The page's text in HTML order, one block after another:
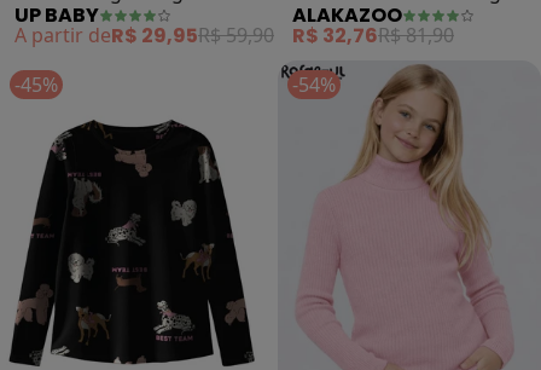
Infantil Menina (Rosa)
UP BABY
A partir deR$ 29,95R$ 59,90
Longas com Strass (Rosa)
ALAKAZOO
R$ 32,76R$ 81,90
-45%
-54%